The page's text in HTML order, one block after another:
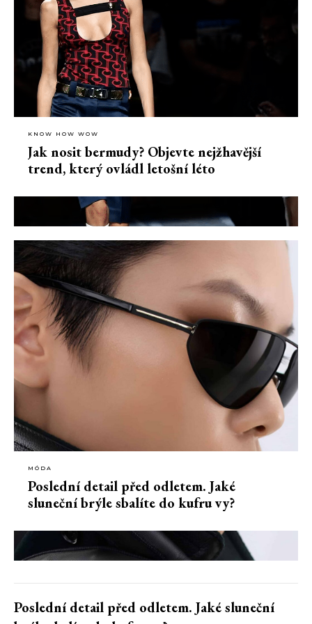
KNOW HOW WOW
Jak nosit bermudy? Objevte nejžhavější
trend, který ovládl letošní léto
MÓDA
Poslední detail před odletem. Jaké
sluneční brýle sbalíte do kufru vy?
Poslední detail před odletem. Jaké sluneční